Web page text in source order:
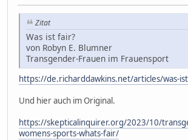
Zitat
Was ist fair?
von Robyn E. Blumner
Transgender-Frauen im Frauensport
https://de.richarddawkins.net/articles/was-
Und hier auch im Original.
https://skepticalinquirer.org/2023/10/
womens-sports-whats-fair/